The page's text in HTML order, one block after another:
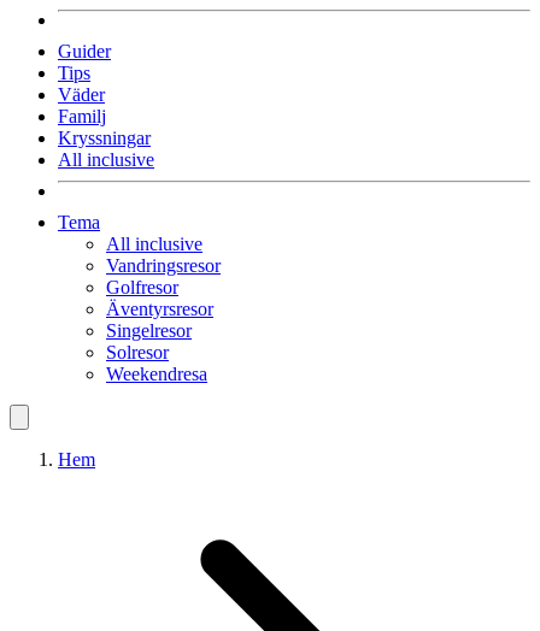
Guider
Tips
Väder
Familj
Kryssningar
All inclusive
Tema
All inclusive
Vandringsresor
Golfresor
Äventyrsresor
Singelresor
Solresor
Weekendresa
Hem